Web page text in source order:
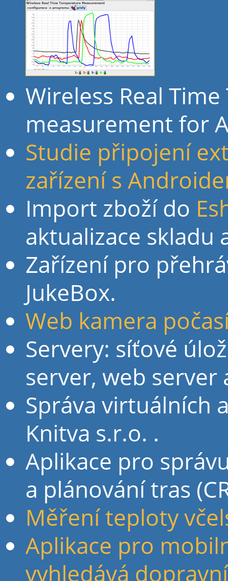
Wireless Real
measurement for
Studie připojení
zařízení s
Import zboží do
aktualizace skladu
Zařízení pro
JukeBox.
Web kamera
Servery: síťové
server, web server
Správa virtuálních
Knitva s.r.o. .
Aplikace pro
a plánování tras
Měření teploty
Aplikace pro
vyhledává